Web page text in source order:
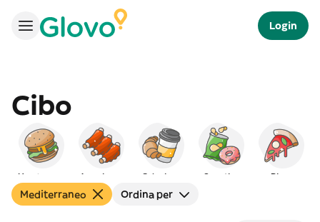
Login
Cibo
Hamburger Americano Colazione Spuntino Pizza
Mediterraneo Ordina per